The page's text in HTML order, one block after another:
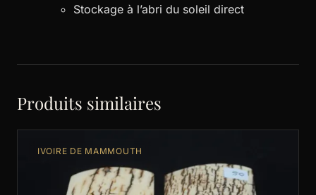
Stockage à l’abri du soleil direct
Produits similaires
IVOIRE DE MAMMOUTH